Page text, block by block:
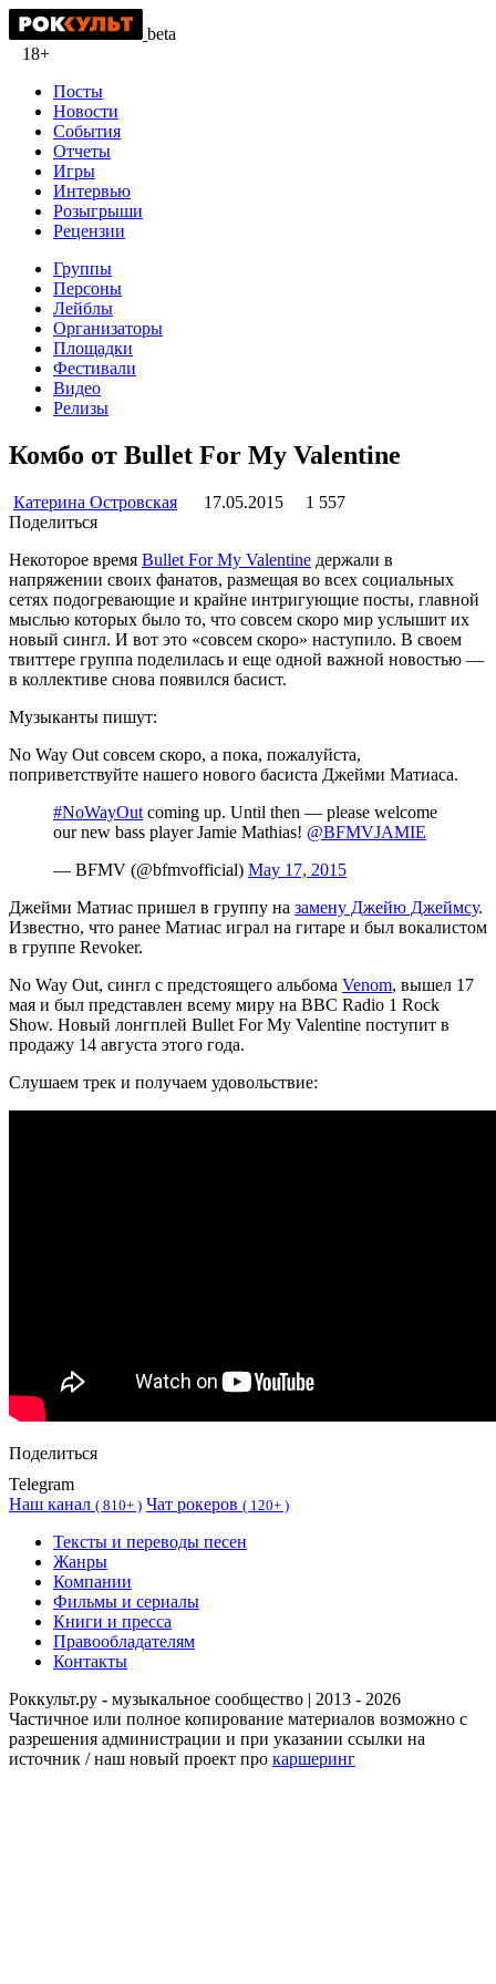
beta
18+
Посты
Новости
События
Отчеты
Игры
Интервью
Розыгрыши
Рецензии
Группы
Персоны
Лейблы
Организаторы
Площадки
Фестивали
Видео
Релизы
Комбо от Bullet For My Valentine
Катерина Островская 17.05.2015
1 557
Поделиться
Некоторое время Bullet For My Valentine держали в
напряжении своих фанатов, размещая во всех социальных
сетях подогревающие и крайне интригующие посты, главной
мыслью которых было то, что совсем скоро мир услышит их
новый сингл. И вот это «совсем скоро» наступило. В своем
твиттере группа поделилась и еще одной важной новостью —
в коллективе снова появился басист.
Музыканты пишут:
No Way Out совсем скоро, а пока, пожалуйста,
поприветствуйте нашего нового басиста Джейми Матиаса.
#NoWayOut coming up. Until then — please welcome
our new bass player Jamie Mathias! @BFMVJAMIE
— BFMV (@bfmvofficial) May 17, 2015
Джейми Матиас пришел в группу на замену Джейю Джеймсу.
Известно, что ранее Матиас играл на гитаре и был вокалистом
в группе Revoker.
No Way Out, сингл с предстоящего альбома Venom, вышел 17
мая и был представлен всему миру на BBC Radio 1 Rock
Show. Новый лонгплей Bullet For My Valentine поступит в
продажу 14 августа этого года.
Слушаем трек и получаем удовольствие:
Поделиться
Telegram
Наш канал ( 810+ ) Чат рокеров ( 120+ )
Тексты и переводы песен
Жанры
Компании
Фильмы и сериалы
Книги и пресса
Правообладателям
Контакты
Роккульт.ру - музыкальное сообщество | 2013 - 2026
Частичное или полное копирование материалов возможно с
разрешения администрации и при указании ссылки на
источник / наш новый проект про каршеринг